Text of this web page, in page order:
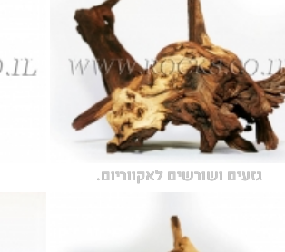
גזעים ושורשים לאקווריום.